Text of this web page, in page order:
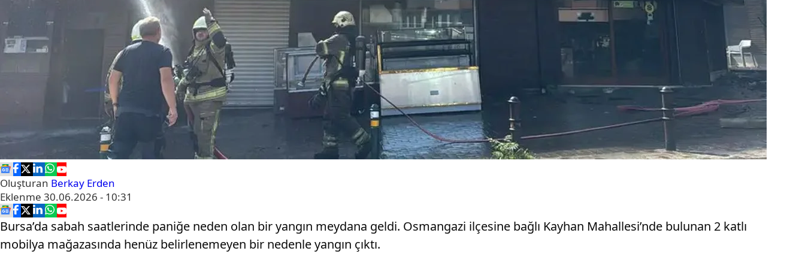
Oluşturan Berkay Erden
Eklenme 30.06.2026 - 10:31
Bursa’da sabah saatlerinde paniğe neden olan bir yangın meydana geldi. Osmangazi ilçesine bağlı Kayhan Mahallesi’nde bulunan 2 katlı
mobilya mağazasında henüz belirlenemeyen bir nedenle yangın çıktı.